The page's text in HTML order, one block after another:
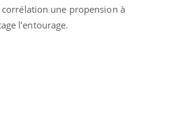
corrélation une propension à
l’entourage.